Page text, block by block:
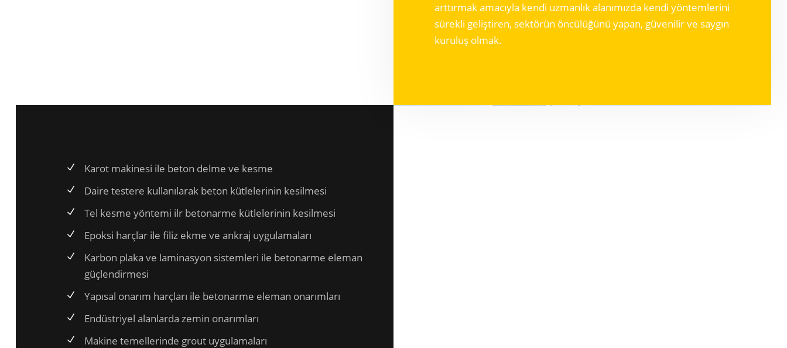
arttırmak amacıyla kendi uzmanlık alanımızda kendi yöntemlerini
sürekli geliştiren, sektörün öncülüğünü yapan, güvenilir ve saygın
kuruluş olmak.
Karot makinesi ile beton delme ve kesme
Daire testere kullanılarak beton kütlelerinin kesilmesi
Tel kesme yöntemi ilr betonarme kütlelerinin kesilmesi
Epoksi harçlar ile filiz ekme ve ankraj uygulamaları
Karbon plaka ve laminasyon sistemleri ile betonarme eleman
güçlendirmesi
Yapısal onarım harçları ile betonarme eleman onarımları
Endüstriyel alanlarda zemin onarımları
Makine temellerinde grout uygulamaları